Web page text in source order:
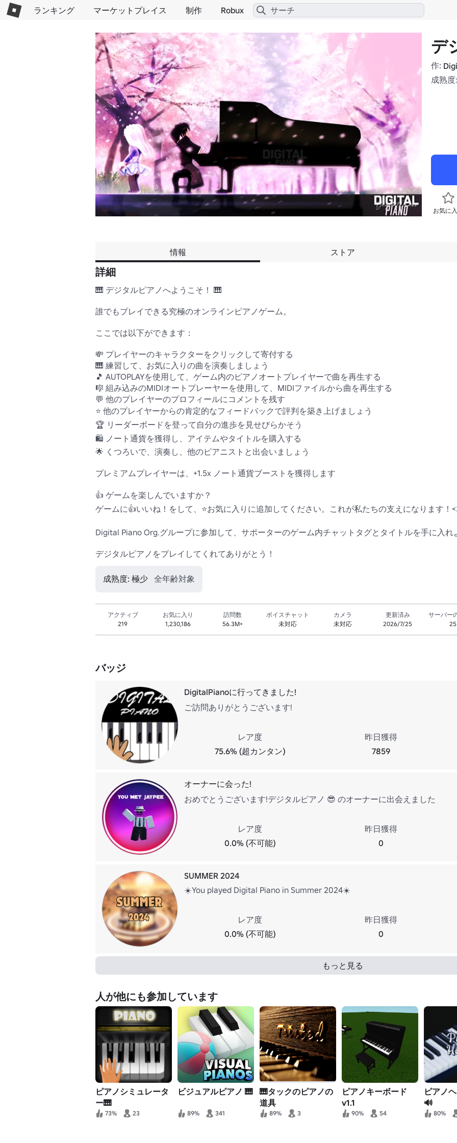
ランキング マーケットプレイス 制作 Robux
デ
作:
成熟
お気に
情報 ストア
詳細
🎹 デジタルピアノへようこそ！ 🎹
誰でもプレイできる究極のオンラインピアノゲーム。
ここでは以下ができます：
💸 プレイヤーのキャラクターをクリックして寄付する
🎹 練習して、お気に入りの曲を演奏しましょう
🎵 AUTOPLAYを使用して、ゲーム内のピアノオートプレイヤーで曲を再生する
🎼 組み込みのMIDIオートプレーヤーを使用して、MIDIファイルから曲を再生する
💬 他のプレイヤーのプロフィールにコメントを残す
⭐ 他のプレイヤーからの肯定的なフィードバックで評判を築き上げましょう
🏆 リーダーボードを登って自分の進歩を見せびらかそう
🛍️ ノート通貨を獲得し、アイテムやタイトルを購入する
🌟 くつろいで、演奏し、他のピアニストと出会いましょう
プレミアムプレイヤーは、+1.5x ノート通貨ブーストを獲得します
👍 ゲームを楽しんでいますか？
ゲームに👍いいね！をして、⭐お気に入りに追加してください。これが私たちの支えになります！
Digital Piano Org.グループに参加して、サポーターのゲーム内チャットタグとタイトルを手に入れ
デジタルピアノをプレイしてくれてありがとう！
成熟度: 極少 全年齢対象
アクティブ
219
お気に入り
1,230,186
訪問数
56.3M+
ボイスチャット
未対応
カメラ
未対応
更新済み
2026/7/25
サーバー
25
バッジ
DigitalPianoに行ってきました!
ご訪問ありがとうございます!
レア度
75.6% (超カンタン)
昨日獲得
7859
オーナーに会った!
おめでとうございます!デジタルピアノ 😎 のオーナーに出会えました
レア度
0.0% (不可能)
昨日獲得
0
SUMMER 2024
☀️You played Digital Piano in Summer 2024☀️
レア度
0.0% (不可能)
昨日獲得
0
もっと見る
人が他にも参加しています
ピアノシミュレータ
ー🎹
73% 23
ビジュアルピアノ 🎹
89% 341
🎹タックのピアノの
道具
89% 3
ピアノキーボード
v1.1
90% 54
ピアノ
🔊
80%